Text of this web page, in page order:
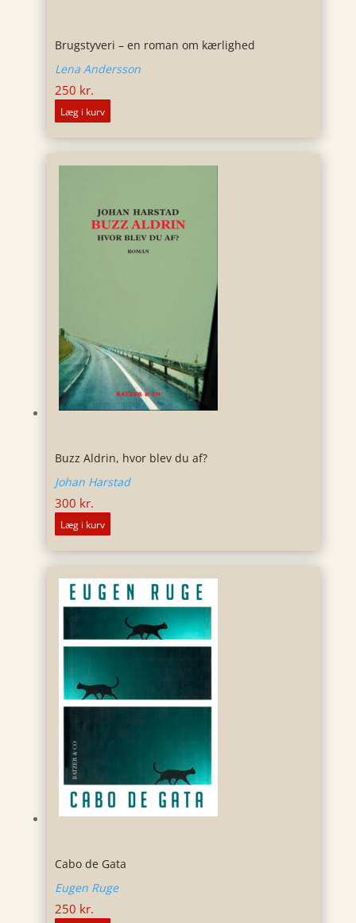
Brugstyveri – en roman om kærlighed
Lena Andersson
250 kr.
Læg i kurv
Buzz Aldrin, hvor blev du af?
Johan Harstad
300 kr.
Læg i kurv
Cabo de Gata
Eugen Ruge
250 kr.